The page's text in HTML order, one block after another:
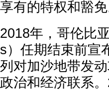
享有的特权和豁免
2018年，哥伦比
s）任期结束前宣
列对加沙地带发
政治和经济联系